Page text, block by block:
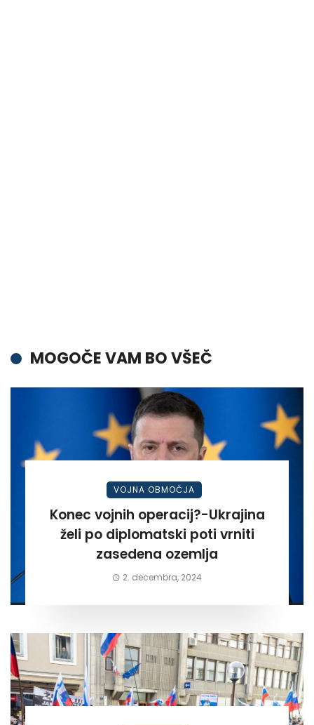
MOGOČE VAM BO VŠEČ
VOJNA OBMOČJA
Konec vojnih operacij?-Ukrajina
želi po diplomatski poti vrniti
zasedena ozemlja
2. decembra, 2024